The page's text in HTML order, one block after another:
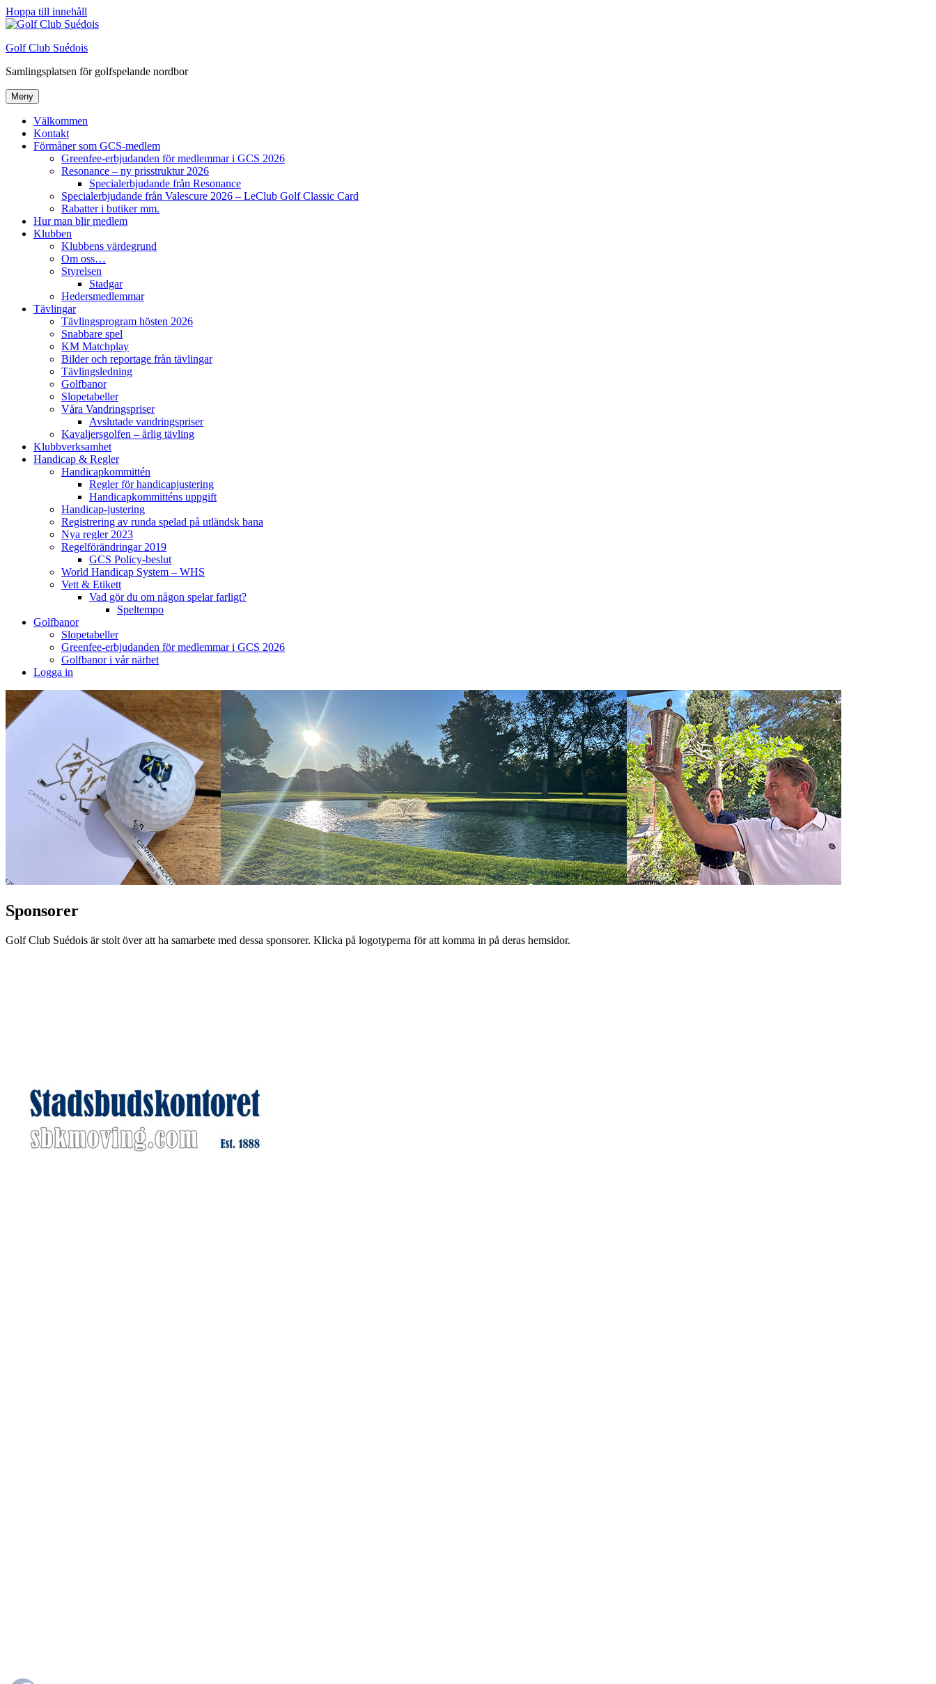
Hoppa till innehåll
Golf Club Suédois
Samlingsplatsen för golfspelande nordbor
Meny
Välkommen
Kontakt
Förmåner som GCS-medlem
Greenfee-erbjudanden för medlemmar i GCS 2026
Resonance – ny prisstruktur 2026
Specialerbjudande från Resonance
Specialerbjudande från Valescure 2026 – LeClub Golf Classic Card
Rabatter i butiker mm.
Hur man blir medlem
Klubben
Klubbens värdegrund
Om oss…
Styrelsen
Stadgar
Hedersmedlemmar
Tävlingar
Tävlingsprogram hösten 2026
Snabbare spel
KM Matchplay
Bilder och reportage från tävlingar
Tävlingsledning
Golfbanor
Slopetabeller
Våra Vandringspriser
Avslutade vandringspriser
Kavaljersgolfen – årlig tävling
Klubbverksamhet
Handicap & Regler
Handicapkommittén
Regler för handicapjustering
Handicapkommitténs uppgift
Handicap-justering
Registrering av runda spelad på utländsk bana
Nya regler 2023
Regelförändringar 2019
GCS Policy-beslut
World Handicap System – WHS
Vett & Etikett
Vad gör du om någon spelar farligt?
Speltempo
Golfbanor
Slopetabeller
Greenfee-erbjudanden för medlemmar i GCS 2026
Golfbanor i vår närhet
Logga in
Sponsorer
Golf Club Suédois är stolt över att ha samarbete med dessa sponsorer. Klicka på logotyperna för att komma in på deras hemsidor.